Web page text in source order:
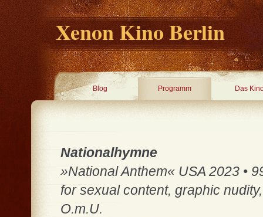
Xenon Kino Berlin
Blog Programm Das
Nationalhymne
»National Anthem« USA 2023 •
for sexual content, graphic
O.m.U.